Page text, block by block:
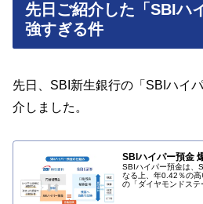
先日ご紹介した「SBIハ
強すぎる件
先日、SBI新生銀行の「SBIハイ
介しました。
SBIハイパー預金
SBIハイパー預金は、
なる上、年0.42％の
の「ダイヤモンドステ